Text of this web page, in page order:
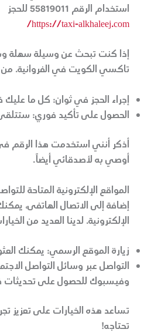
استخدام الرقم 55819011 للحجز
https://taxi-alkhaleej.com/
تاكسي الكويت في الفروانية. من
إجراء الحجز في ثوانٍ: كل ما
الحصول على تأكيد فوري:
أذكر أنني استخدمت هذا الرقم
أوصي به لأصدقائي أيضاً.
المواقع الإلكترونية المتاحة
إضافة إلى الاتصال الهاتفى،
الإلكترونية. لدينا العديد من
زيارة الموقع الرسمي: يمكنك
التواصل عبر وسائل التواصل
وفيسبوك للحصول على تحديثات
تساعد هذه الخيارات على
تحتاجه!